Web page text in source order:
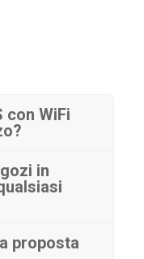
con WiFi
in
proposta